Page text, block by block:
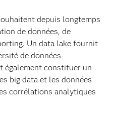
depuis longtemps
de données, de
Un data lake fournit
de données
également constituer un
big data et les données
corrélations analytiques